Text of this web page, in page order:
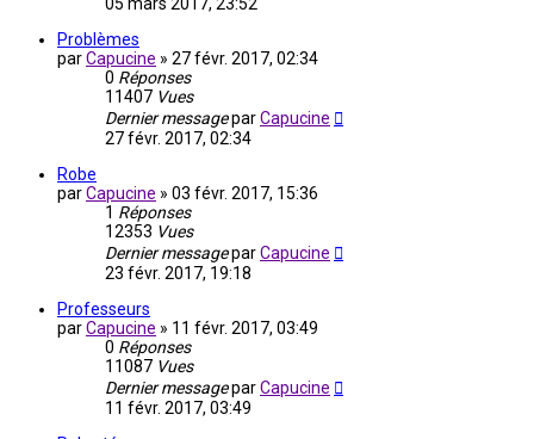
Problèmes
parCapucine » 27 févr. 2017, 02:34
0 Réponses
11407 Vues
Dernier messageparCapucine
27 févr. 2017, 02:34
Robe
parCapucine » 03 févr. 2017, 15:36
1 Réponses
12353 Vues
Dernier messageparCapucine
23 févr. 2017, 19:18
Professeurs
parCapucine » 11 févr. 2017, 03:49
0 Réponses
11087 Vues
Dernier messageparCapucine
11 févr. 2017, 03:49